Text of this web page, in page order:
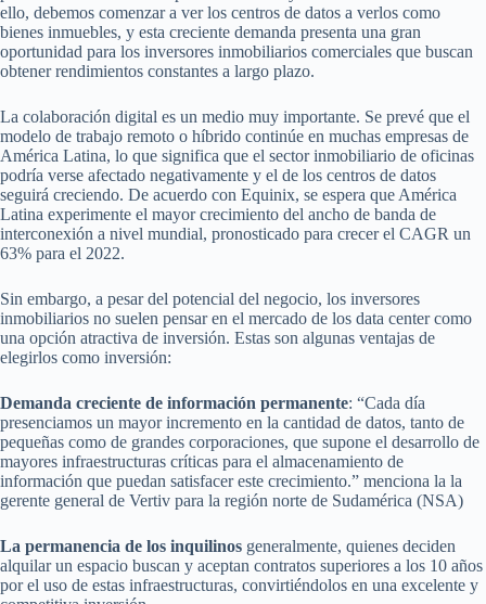
ello, debemos comenzar a ver los centros de datos a verlos como
bienes inmuebles, y esta creciente demanda presenta una gran
oportunidad para los inversores inmobiliarios comerciales que buscan
obtener rendimientos constantes a largo plazo.
La colaboración digital es un medio muy importante. Se prevé que el
modelo de trabajo remoto o híbrido continúe en muchas empresas de
América Latina, lo que significa que el sector inmobiliario de oficinas
podría verse afectado negativamente y el de los centros de datos
seguirá creciendo. De acuerdo con Equinix, se espera que América
Latina experimente el mayor crecimiento del ancho de banda de
interconexión a nivel mundial, pronosticado para crecer el CAGR un
63% para el 2022.
Sin embargo, a pesar del potencial del negocio, los inversores
inmobiliarios no suelen pensar en el mercado de los data center como
una opción atractiva de inversión. Estas son algunas ventajas de
elegirlos como inversión:
Demanda creciente de información permanente: “Cada día
presenciamos un mayor incremento en la cantidad de datos, tanto de
pequeñas como de grandes corporaciones, que supone el desarrollo de
mayores infraestructuras críticas para el almacenamiento de
información que puedan satisfacer este crecimiento.” menciona la la
gerente general de Vertiv para la región norte de Sudamérica (NSA)
La permanencia de los inquilinos generalmente, quienes deciden
alquilar un espacio buscan y aceptan contratos superiores a los 10 años
por el uso de estas infraestructuras, convirtiéndolos en una excelente y